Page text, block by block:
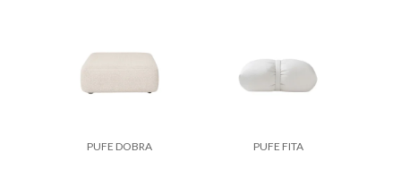
PUFE DOBRA PUFE FITA